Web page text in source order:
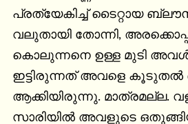
പ്രത്യേകിച്ച് ടൈറ്റായ
വലുതായി തോന്നി,
കൊലുന്നനെ ഉള്ള മുടി അവൾ
ഇട്ടിരുന്നത് അവളെ
ആക്കിയിരുന്നു. മാത്രമല്ല.
സാരിയിൽ അവളുടെ